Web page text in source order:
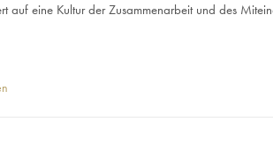
auf eine Kultur der Zusammenarbeit und des